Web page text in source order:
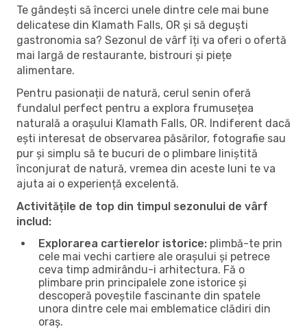
Te gândești să încerci unele dintre cele mai bune
delicatese din Klamath Falls, OR și să deguști
gastronomia sa? Sezonul de vârf îți va oferi o ofertă
mai largă de restaurante, bistrouri și piețe
alimentare.
Pentru pasionații de natură, cerul senin oferă
fundalul perfect pentru a explora frumusețea
naturală a orașului Klamath Falls, OR. Indiferent dacă
ești interesat de observarea păsărilor, fotografie sau
pur și simplu să te bucuri de o plimbare liniștită
înconjurat de natură, vremea din aceste luni te va
ajuta ai o experiență excelentă.
Activitățile de top din timpul sezonului de vârf
includ:
Explorarea cartierelor istorice: plimbă-te prin
cele mai vechi cartiere ale orașului și petrece
ceva timp admirându-i arhitectura. Fă o
plimbare prin principalele zone istorice și
descoperă poveștile fascinante din spatele
unora dintre cele mai emblematice clădiri din
oraș.